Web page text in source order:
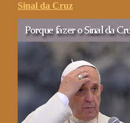
Sinal da Cruz